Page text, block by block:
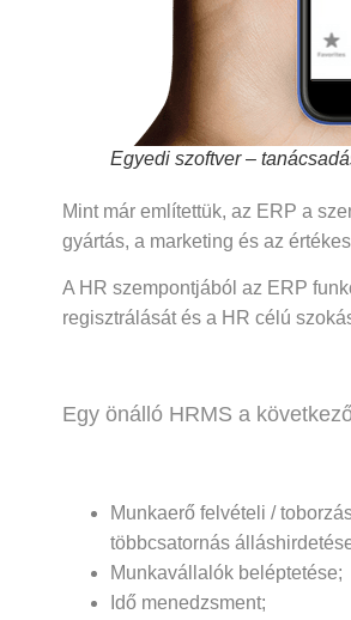
Egyedi szoftver –
Mint már említettük, az ERP a
gyártás, a marketing és az
A HR szempontjából az ERP
regisztrálását és a HR célú
Egy önálló HRMS a
Munkaerő felvételi /
többcsatornás
Munkavállalók beléptetése;
Idő menedzsment;